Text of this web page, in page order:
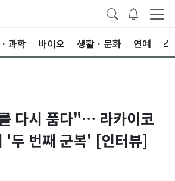
과학 바이오 생활ㆍ문화 연예 스
다시 품다"… 라카이코
'두 번째 군복' [인터뷰]